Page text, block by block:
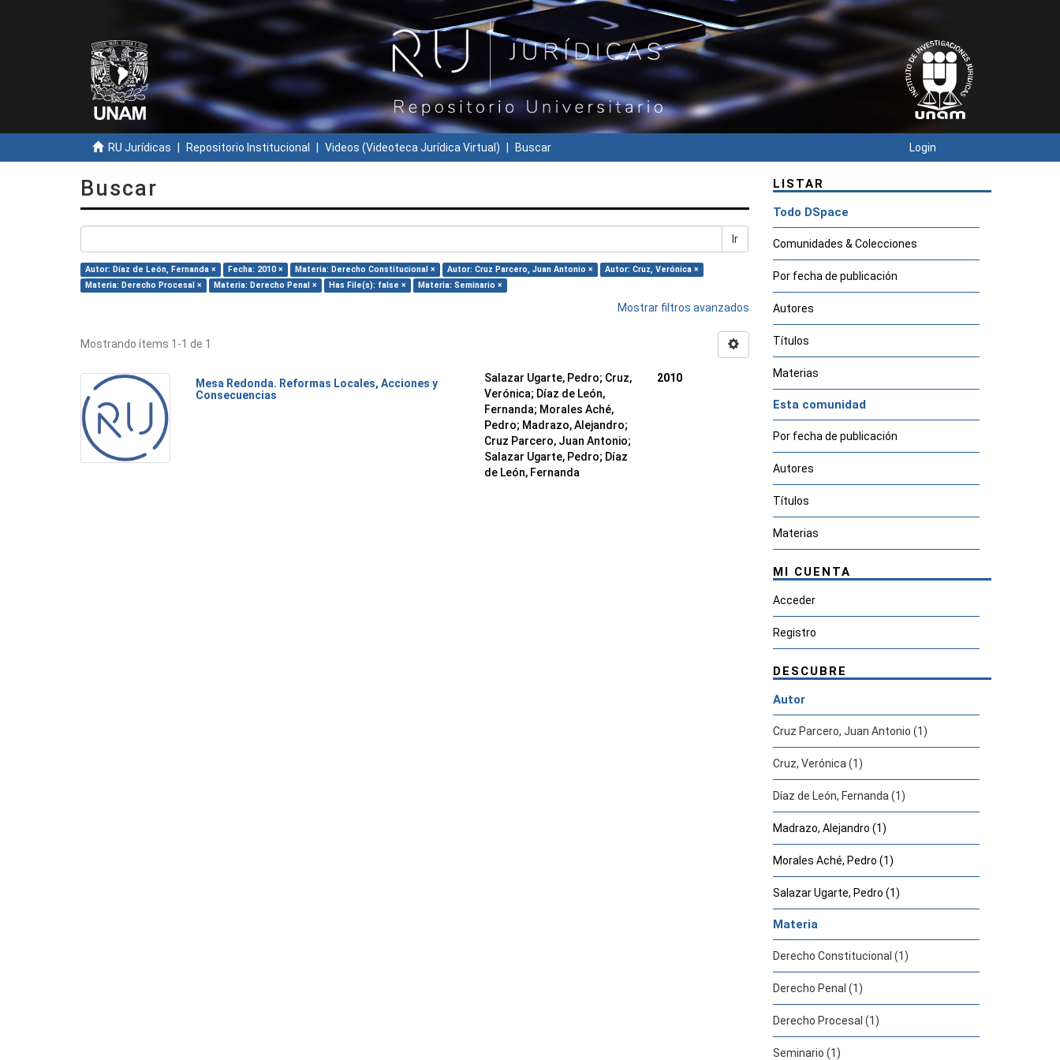
RU Jurídicas Repositorio Institucional Videos (Videoteca Jurídica Virtual) Buscar Login
Buscar
Ir
Autor: Díaz de León, Fernanda × Fecha: 2010 × Materia: Derecho Constitucional × Autor: Cruz Parcero, Juan Antonio ×
Autor: Cruz, Verónica ×
Materia: Derecho Procesal ×
Materia: Derecho Penal × Has File(s): false × Materia: Seminario ×
Mostrar filtros avanzados
Mostrando ítems 1-1 de 1
Mesa Redonda. Reformas Locales, Acciones y
Consecuencias
Salazar Ugarte, Pedro; Cruz,
Verónica; Díaz de León,
Fernanda; Morales Aché,
Pedro; Madrazo, Alejandro;
Cruz Parcero, Juan Antonio;
Salazar Ugarte, Pedro; Díaz
de León, Fernanda
2010
LISTAR
Todo DSpace
Comunidades & Colecciones
Por fecha de publicación
Autores
Títulos
Materias
Esta comunidad
Por fecha de publicación
Autores
Títulos
Materias
MI CUENTA
Acceder
Registro
DESCUBRE
Autor
Cruz Parcero, Juan Antonio (1)
Cruz, Verónica (1)
Díaz de León, Fernanda (1)
Madrazo, Alejandro (1)
Morales Aché, Pedro (1)
Salazar Ugarte, Pedro (1)
Materia
Derecho Constitucional (1)
Derecho Penal (1)
Derecho Procesal (1)
Seminario (1)